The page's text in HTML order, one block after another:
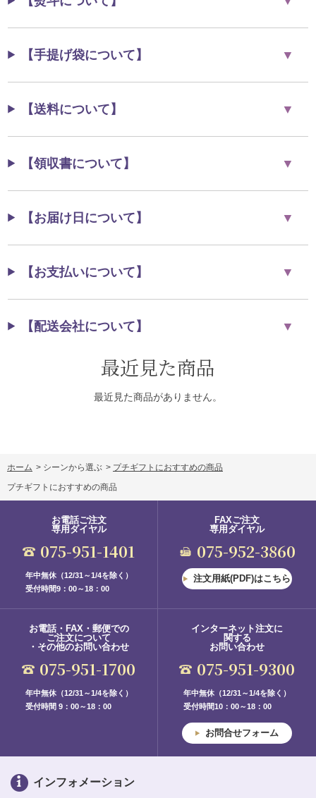
【手提げ袋について】
【送料について】
【領収書について】
【お届け日について】
【お支払いについて】
【配送会社について】
最近見た商品
最近見た商品がありません。
ホーム > シーンから選ぶ > プチギフトにおすすめの商品
プチギフトにおすすめの商品
お電話ご注文
専用ダイヤル
075-951-1401
年中無休（12/31～1/4を除く）
受付時間9：00～18：00
FAXご注文
専用ダイヤル
075-952-3860
注文用紙(PDF)はこちら
お電話・FAX・郵便での
ご注文について
・その他のお問い合わせ
075-951-1700
年中無休（12/31～1/4を除く）
受付時間 9：00～18：00
インターネット注文に
関する
お問い合わせ
075-951-9300
年中無休（12/31～1/4を除く）
受付時間10：00～18：00
お問合せフォーム
インフォメーション